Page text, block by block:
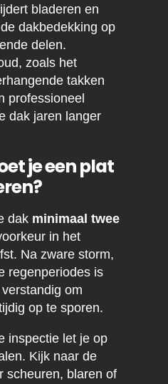
bladeren en
dakbedekking op
delen.
zoals het
takken
professioneel
dak jaren langer
je een plat
dak minimaal twee
in het
Na zware storm,
regenperiodes is
om
op te sporen.
inspectie let je op
Kijk naar de
scheuren, blaren of